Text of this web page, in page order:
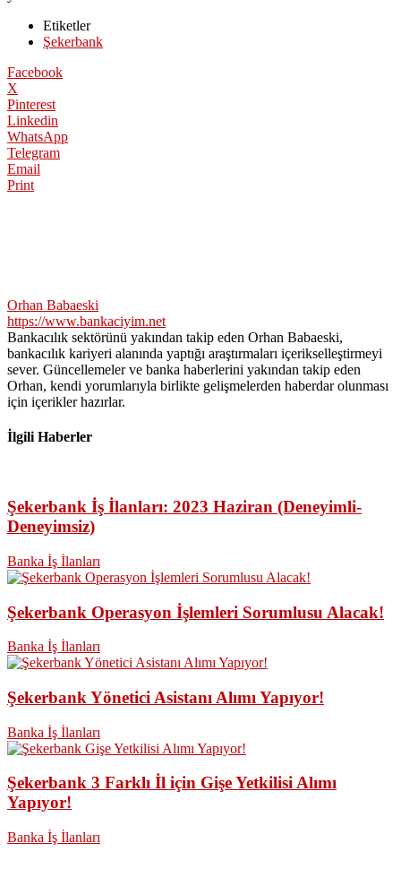
Etiketler
Şekerbank
Facebook
X
Pinterest
Linkedin
WhatsApp
Telegram
Email
Print
Orhan Babaeski
https://www.bankaciyim.net
Bankacılık sektörünü yakından takip eden Orhan Babaeski,
bankacılık kariyeri alanında yaptığı araştırmaları içerikselleştirmeyi
sever. Güncellemeler ve banka haberlerini yakından takip eden
Orhan, kendi yorumlarıyla birlikte gelişmelerden haberdar olunması
için içerikler hazırlar.
İlgili Haberler
Şekerbank İş İlanları: 2023 Haziran (Deneyimli-
Deneyimsiz)
Banka İş İlanları
Şekerbank Operasyon İşlemleri Sorumlusu Alacak!
Banka İş İlanları
Şekerbank Yönetici Asistanı Alımı Yapıyor!
Banka İş İlanları
Şekerbank 3 Farklı İl için Gişe Yetkilisi Alımı
Yapıyor!
Banka İş İlanları